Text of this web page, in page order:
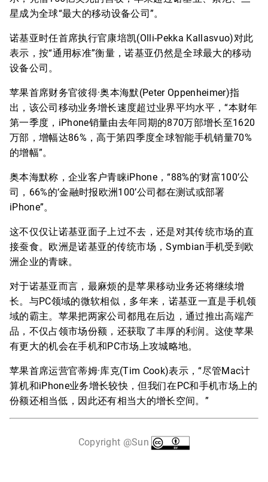
星成为全球“最大的移动设备公司”。
诺基亚时任首席执行官康培凯(Olli-Pekka Kallasvuo)对此
表示，按“通用标准”衡量，诺基亚仍然是全球最大的移动
设备公司。
苹果首席财务官彼得·奥本海默(Peter Oppenheimer)指
出，该公司移动业务增长速度超过业界平均水平，“本财年
第一季度，iPhone销量由去年同期的870万部增长至1620
万部，增幅达86%，高于第四季度全球智能手机销量70%
的增幅”。
奥本海默称，企业客户青睐iPhone，“88%的‘财富100’公
司，66%的‘金融时报欧洲100’公司都在测试或部署
iPhone”。
这不仅仅让诺基亚面子上过不去，还是对其传统市场的直
接蚕食。欧洲是诺基亚的传统市场，Symbian手机受到欧
洲企业的青睐。
对于诺基亚而言，最麻烦的是苹果移动业务还将继续增
长。与PC领域的微软相似，多年来，诺基亚一直是手机领
域的霸主。苹果把两家公司都甩在后边，通过推出高端产
品，不仅占领市场份额，还获取了丰厚的利润。这使苹果
有更大的机会在手机和PC市场上攻城略地。
苹果首席运营官蒂姆·库克(Tim Cook)表示，“尽管Mac计
算机和iPhone业务增长较快，但我们在PC和手机市场上的
份额还相当低，因此还有相当大的增长空间。”
Copyright @Sun